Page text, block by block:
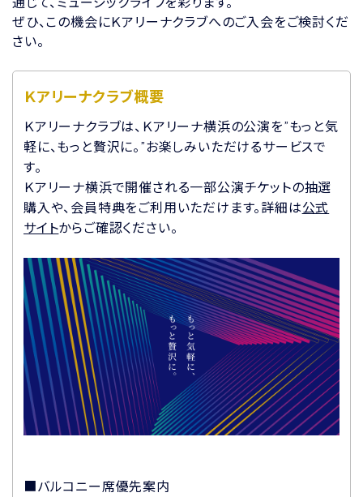
ぜひ、この機会にＫアリーナクラブへのご入会をご検討くだ
さい。
Ｋアリーナクラブ概要
Ｋアリーナクラブは、Ｋアリーナ横浜の公演を”もっと気
軽に、もっと贅沢に。”お楽しみいただけるサービスで
す。
Ｋアリーナ横浜で開催される一部公演チケットの抽選
購入や、会員特典をご利用いただけます。詳細は公式
サイトからご確認ください。
■バルコニー席優先案内